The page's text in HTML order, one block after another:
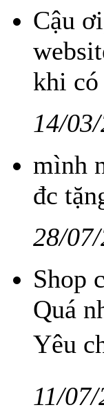
Cậu
khi
14/
mình
đc
28/
Shop
Quá
Yêu
11/